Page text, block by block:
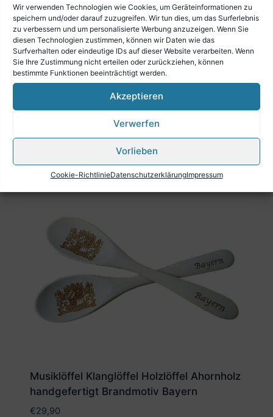
Wir verwenden Technologien wie Cookies, um Geräteinformationen zu
speichern und/oder darauf zuzugreifen. Wir tun dies, um das Surferlebnis
zu verbessern und um personalisierte Werbung anzuzeigen. Wenn Sie
diesen Technologien zustimmen, können wir Daten wie das
Surfverhalten oder eindeutige IDs auf dieser Website verarbeiten. Wenn
Sie Ihre Zustimmung nicht erteilen oder zurückziehen, können
bestimmte Funktionen beeinträchtigt werden.
Akzeptieren
Verwerfen
Vorlieben
Cookie-RichtlinieDatenschutzerklärungImpressum
MUSIKLÖFFEL EINZELN "DAS ORIGINAL"
€24,90
Musiklöffel Klanglöffel Holzlöffel Ahornholz
handgefertigt Brandmotiv Bayern
€29,90